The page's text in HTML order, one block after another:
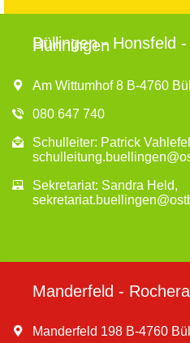
Büllingen - Honsfeld
Hünningen
Am Wittumhof 8 B-4760
080 647 740
Schulleiter: Patrick
Sekretariat: Sandra Held,
Manderfeld -
Manderfeld 198 B-4760